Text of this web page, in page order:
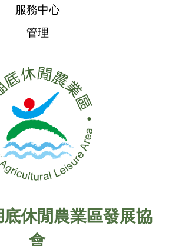
服務中心
管理
休閒農業區發展協
會